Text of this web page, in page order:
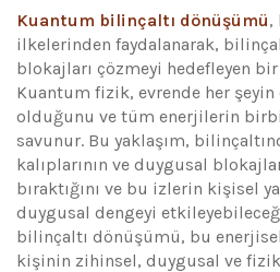
Kuantum bilinçaltı dönüşümü,
ilkelerinden faydalanarak,
blokajları çözmeyi hedefleyen
Kuantum fizik, evrende her
olduğunu ve tüm enerjilerin
savunur. Bu yaklaşım,
kalıplarının ve duygusal
bıraktığını ve bu izlerin kişisel
duygusal dengeyi
bilinçaltı dönüşümü, bu
kişinin zihinsel, duygusal ve